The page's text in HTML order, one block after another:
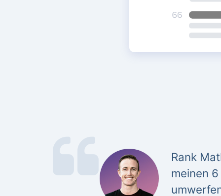
Rank
meinen